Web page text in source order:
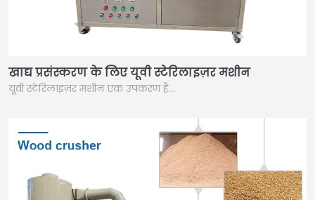
खाद्य प्रसंस्करण के लिए यूवी स्टेरिलाइज़र मशीन
यूवी स्टेरिलाइज़र मशीन एक उपकरण है…